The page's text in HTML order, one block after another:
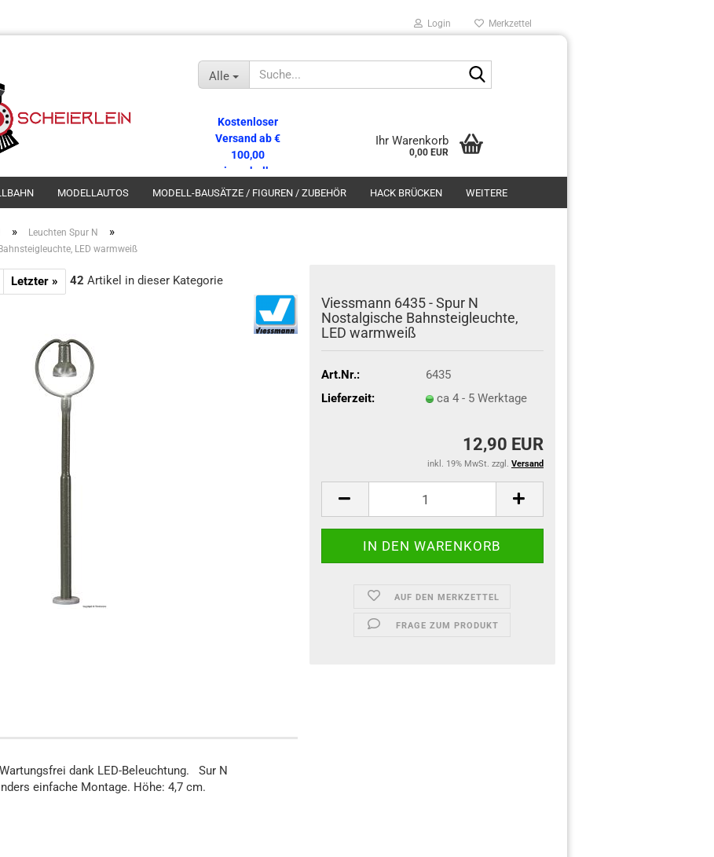
Login Merkzettel
Alle
Kostenloser
Versand ab €
100,00
innerhalb
Deutschlands!
Ihr Warenkorb
0,00 EUR
MODELLAUTOS MODELL-BAUSÄTZE / FIGUREN / ZUBEHÖR HACK BRÜCKEN WEITERE
» Leuchten Spur N »
LED warmweiß
Letzter » 42 Artikel in dieser Kategorie
Viessmann 6435 - Spur N
Nostalgische Bahnsteigleuchte,
LED warmweiß
Art.Nr.:
6435
Lieferzeit:
ca 4 - 5 Werktage
12,90 EUR
inkl. 19% MwSt. zzgl. Versand
AUF DEN MERKZETTEL
FRAGE ZUM PRODUKT
dank LED-Beleuchtung. Sur N
einfache Montage. Höhe: 4,7 cm.